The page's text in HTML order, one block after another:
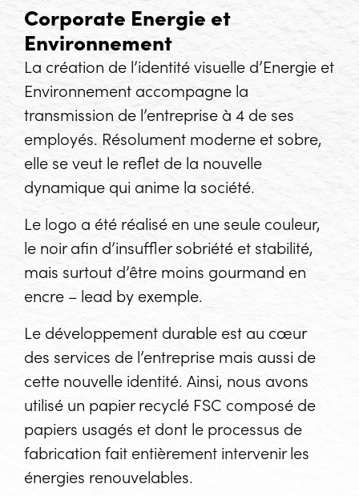
Corporate Energie et
Environnement
La création de l’identité visuelle d’Energie et
Environnement accompagne la
transmission de l’entreprise à 4 de ses
employés. Résolument moderne et sobre,
elle se veut le reflet de la nouvelle
dynamique qui anime la société.
Le logo a été réalisé en une seule couleur,
le noir afin d’insuffler sobriété et stabilité,
mais surtout d’être moins gourmand en
encre – lead by exemple.
Le développement durable est au cœur
des services de l’entreprise mais aussi de
cette nouvelle identité. Ainsi, nous avons
utilisé un papier recyclé FSC composé de
papiers usagés et dont le processus de
fabrication fait entièrement intervenir les
énergies renouvelables.